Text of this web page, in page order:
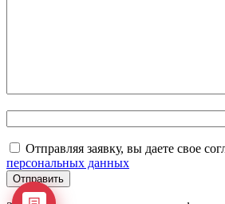
Отправляя заявку, вы даете свое
персональных данных